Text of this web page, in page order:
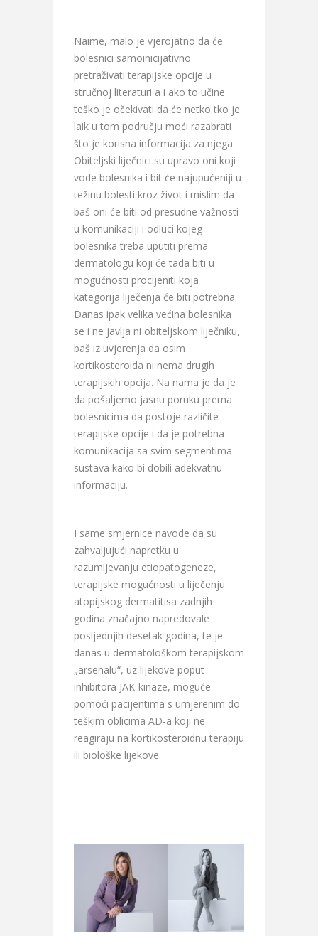
Naime, malo je vjerojatno da će
bolesnici samoinicijativno
pretraživati terapijske opcije u
stručnoj literaturi a i ako to učine
teško je očekivati da će netko tko je
laik u tom području moći razabrati
što je korisna informacija za njega.
Obiteljski liječnici su upravo oni koji
vode bolesnika i bit će najupućeniji u
težinu bolesti kroz život i mislim da
baš oni će biti od presudne važnosti
u komunikaciji i odluci kojeg
bolesnika treba uputiti prema
dermatologu koji će tada biti u
mogućnosti procijeniti koja
kategorija liječenja će biti potrebna.
Danas ipak velika većina bolesnika
se i ne javlja ni obiteljskom liječniku,
baš iz uvjerenja da osim
kortikosteroida ni nema drugih
terapijskih opcija. Na nama je da je
da pošaljemo jasnu poruku prema
bolesnicima da postoje različite
terapijske opcije i da je potrebna
komunikacija sa svim segmentima
sustava kako bi dobili adekvatnu
informaciju.
I same smjernice navode da su
zahvaljujući napretku u
razumijevanju etiopatogeneze,
terapijske mogućnosti u liječenju
atopijskog dermatitisa zadnjih
godina značajno napredovale
posljednjih desetak godina, te je
danas u dermatološkom terapijskom
„arsenalu“, uz lijekove poput
inhibitora JAK-kinaze, moguće
pomoći pacijentima s umjerenim do
teškim oblicima AD-a koji ne
reagiraju na kortikosteroidnu terapiju
ili biološke lijekove.